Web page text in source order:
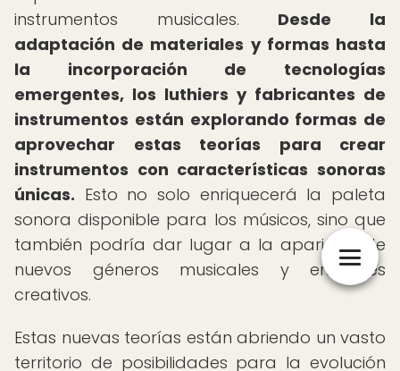
instrumentos musicales. Desde la
adaptación de materiales y formas hasta
la incorporación de tecnologías
emergentes, los luthiers y fabricantes de
instrumentos están explorando formas de
aprovechar estas teorías para crear
instrumentos con características sonoras
únicas. Esto no solo enriquecerá la paleta
sonora disponible para los músicos, sino que
también podría dar lugar a la aparición de
nuevos géneros musicales y enfoques
creativos.
Estas nuevas teorías están abriendo un vasto
territorio de posibilidades para la evolución